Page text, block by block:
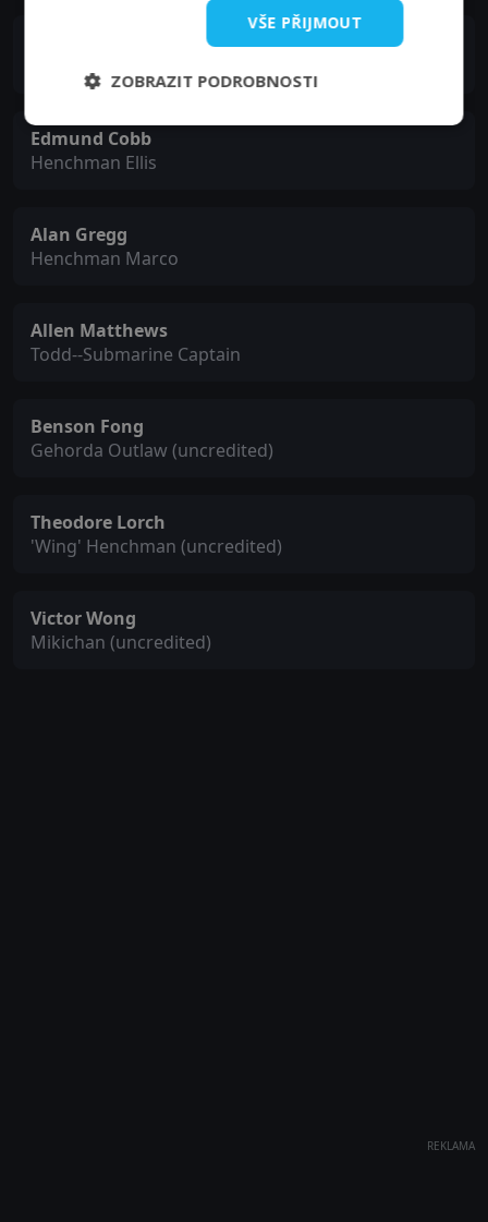
Edmund Cobb
Henchman Ellis
Alan Gregg
Henchman Marco
Allen Matthews
Todd--Submarine Captain
Benson Fong
Gehorda Outlaw (uncredited)
Theodore Lorch
'Wing' Henchman (uncredited)
Victor Wong
Mikichan (uncredited)
REKLAMA
VŠE PŘIJMOUT
ZOBRAZIT PODROBNOSTI